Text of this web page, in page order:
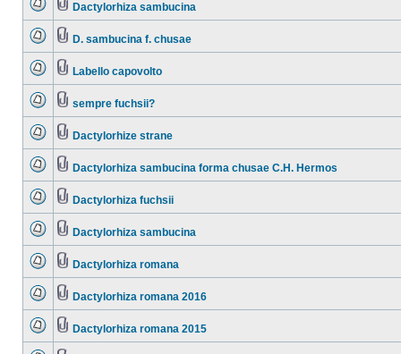
Dactylorhiza sambucina
D. sambucina f. chusae
Labello capovolto
sempre fuchsii?
Dactylorhize strane
Dactylorhiza sambucina forma chusae C.H. Hermos
Dactylorhiza fuchsii
Dactylorhiza sambucina
Dactylorhiza romana
Dactylorhiza romana 2016
Dactylorhiza romana 2015